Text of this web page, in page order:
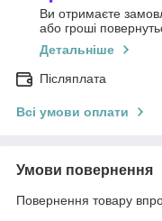
Ви отримаєте
або гроші
Детальніше
Післяплата
Всі умови оплати
Умови повернення
Повернення товару